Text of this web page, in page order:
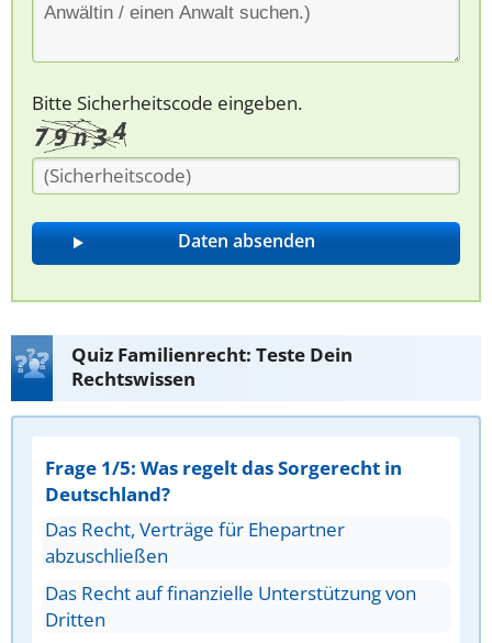
Bitte Sicherheitscode eingeben.
Quiz Familienrecht: Teste Dein
Rechtswissen
Frage 1/5: Was regelt das Sorgerecht in
Deutschland?
Das Recht, Verträge für Ehepartner
abzuschließen
Das Recht auf finanzielle Unterstützung von
Dritten